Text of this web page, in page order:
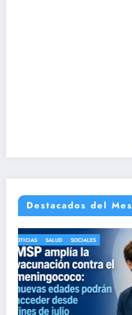
Destacados del Mes
NOTICIAS